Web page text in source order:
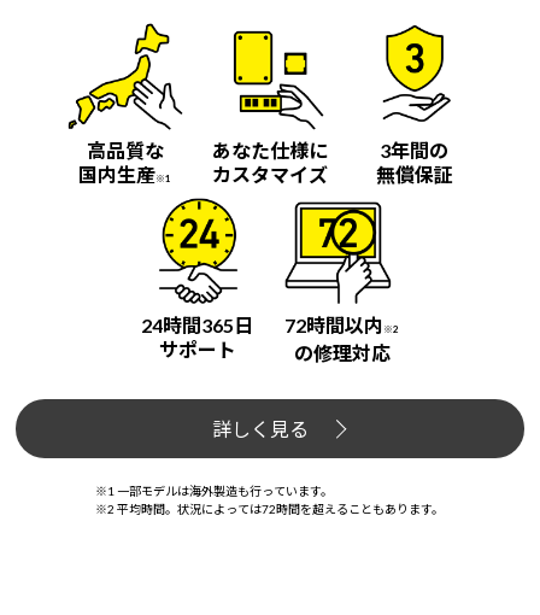
高品質な
国内生産※1
あなた仕様に
カスタマイズ
3年間の
無償保証
24時間365日
サポート
72時間以内 ※2
の修理対応
詳しく見る
※1 一部モデルは海外製造も行っています。
※2 平均時間。状況によっては72時間を超えることもあります。